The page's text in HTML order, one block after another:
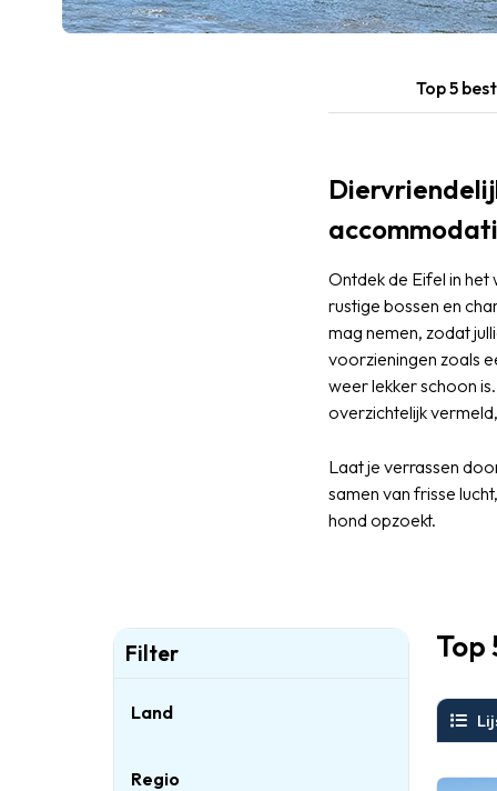
Top 5
Ontdek de Eifel in
rustige bossen en
mag nemen, zodat
voorzieningen zoals
weer lekker schoon
overzichtelijk
Laat je verrassen
samen van frisse
hond opzoekt.
Filter
Land
Regio
Top